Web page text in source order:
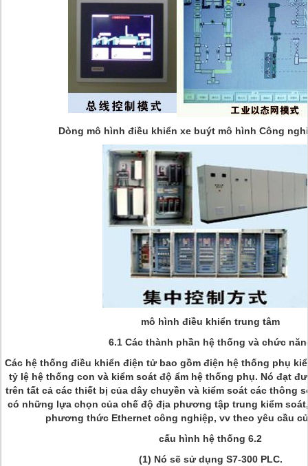
Dòng mô hình điều khiển xe buýt mô hình Công
mô hình điều khiển trung tâm
6.1 Các thành phần hệ thống và chức
Các hệ thống điều khiển điện tử bao gồm điện hệ thống phụ
tỷ lệ hệ thống con và kiểm soát độ ẩm hệ thống phụ. Nó đạt
trên tất cả các thiết bị của dây chuyền và kiểm soát các thông
có những lựa chọn của chế độ địa phương tập trung kiểm
phương thức Ethernet công nghiệp, vv theo yêu cầu
cấu hình hệ thống 6.2
(1) Nó sẽ sử dụng S7-300 PLC.